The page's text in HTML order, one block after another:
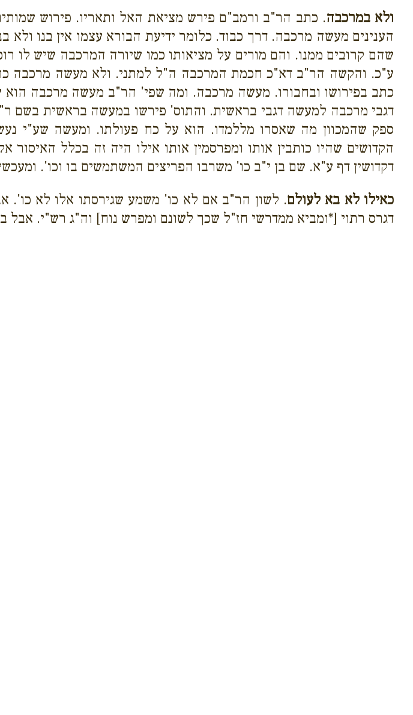
ולא במרכבה. כתב הר"ב ורמב"ם פירש מציאת האל ותאריו. פירוש
הענינים מעשה מרכבה. דרך כבוד. כלומר ידיעת הבורא עצמו אין בנו
שהם קרובים ממנו. והם מורים על מציאותו כמו שיורה המרכבה שיש לו
ע"כ. והקשה הר"ב דא"כ חכמת המרכבה ה"ל למתני. ולא מעשה מרכבה
כתב בפירושו ובחבורו. מעשה מרכבה. ומה שפי' הר"ב מעשה מרכבה הוא
דגבי מרכבה למעשה דגבי בראשית. והתוס' פירשו במעשה בראשית בשם
ספק שהמכוון מה שאסרו מללמדו. הוא על כח פעולתו. ומעשה שע"י
הקדושים שהיו כותבין אותו ומפרסמין אותו אילו היה זה בכלל
דקדושין דף ע"א. שם בן י"ב כו' משרבו הפריצים המשתמשים בו וכו'.
כאילו לא בא לעולם. לשון הר"ב אם לא כו' משמע שגירסתו אלו לא כו'.
דגרס רתוי [*ומביא ממדרשי חז"ל שכך לשונם ומפרש נוח] וה"ג רש"י. אבל